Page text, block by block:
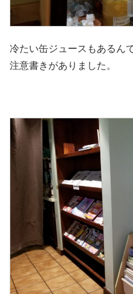
冷たい缶ジュースもあるん
注意書きがありました。